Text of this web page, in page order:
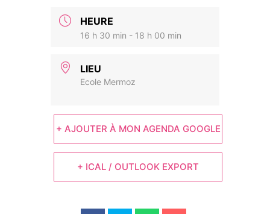
HEURE
16 h 30 min - 18 h 00 min
LIEU
Ecole Mermoz
+ AJOUTER À MON AGENDA GOOGLE
+ ICAL / OUTLOOK EXPORT